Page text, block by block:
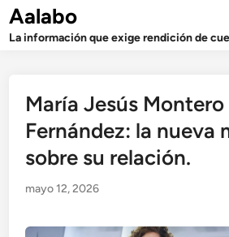
Saltar
contenido
Aalabo
La información que exige rendición de
María Jesús
Fernández: la nueva
sobre su relación.
mayo 12, 2026